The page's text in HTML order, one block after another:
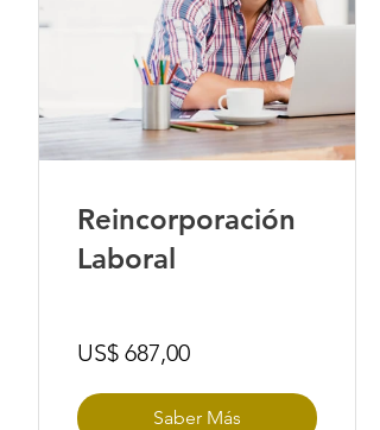
Reincorporación
Laboral
US$ 687,00
Saber Más